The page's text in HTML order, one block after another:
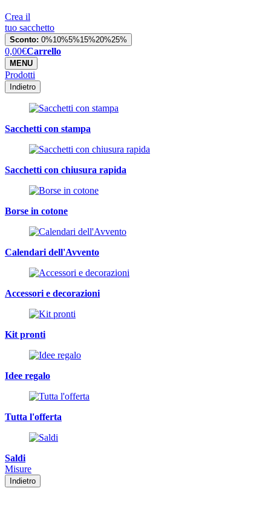
Crea il
tuo sacchetto
Sconto: 0%10%5%15%20%25%
0,00€Carrello
MENU
Prodotti
Indietro
Sacchetti con stampa
Sacchetti con chiusura rapida
Borse in cotone
Calendari dell'Avvento
Accessori e decorazioni
Kit pronti
Idee regalo
Tutta l'offerta
Saldi
Misure
Indietro